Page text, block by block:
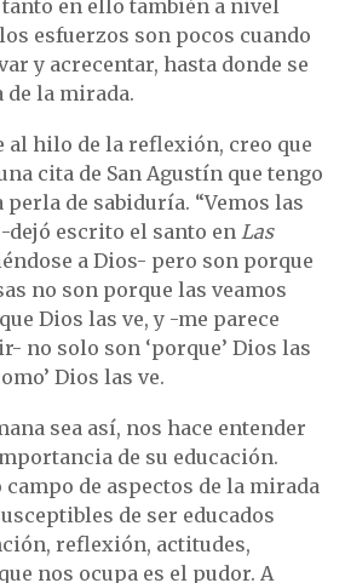
en ello también a nivel
esfuerzos son pocos cuando
y acrecentar, hasta donde se
de la mirada.
al hilo de la reflexión, creo que
cita de San Agustín que tengo
de sabiduría. “Vemos las
dejó escrito el santo en Las
a Dios- pero son porque
no son porque las veamos
Dios las ve, y -me parece
no solo son ‘porque’ Dios las
Dios las ve.
sea así, nos hace entender
de su educación.
de aspectos de la mirada
de ser educados
reflexión, actitudes,
nos ocupa es el pudor. A